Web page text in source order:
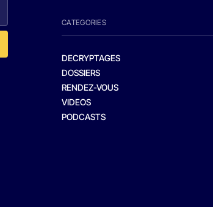
CATEGORIES
DECRYPTAGES
DOSSIERS
RENDEZ-VOUS
VIDEOS
PODCASTS